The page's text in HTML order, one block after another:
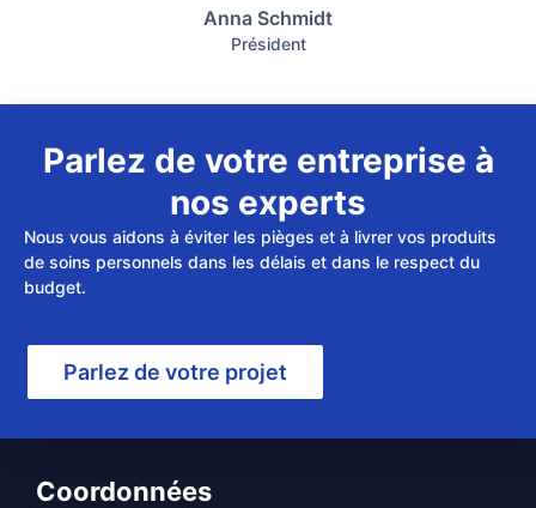
Anna Schmidt
Président
Parlez de votre entreprise à
nos experts
Nous vous aidons à éviter les pièges et à livrer vos produits
de soins personnels dans les délais et dans le respect du
budget.
Parlez de votre projet
Coordonnées